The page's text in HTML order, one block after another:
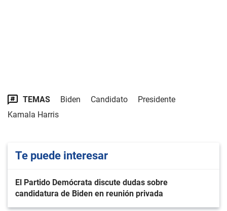
TEMAS Biden Candidato
Presidente
Kamala Harris
Te puede interesar
El Partido Demócrata discute dudas sobre
candidatura de Biden en reunión privada